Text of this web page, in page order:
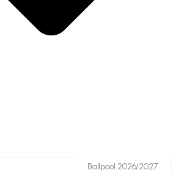
Ballpool 2026/2027